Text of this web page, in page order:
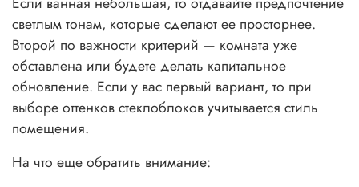
светлым тонам, которые сделают ее просторнее.
Второй по важности критерий — комната уже
обставлена или будете делать капитальное
обновление. Если у вас первый вариант, то при
выборе оттенков стеклоблоков учитывается стиль
помещения.
На что еще обратить внимание: